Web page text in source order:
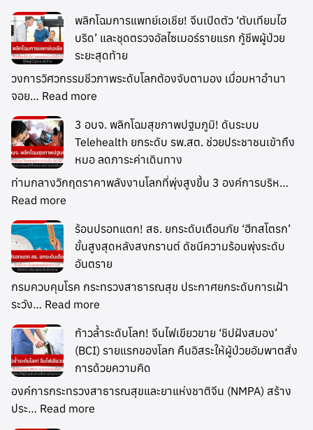
พลิกโฉมการแพทย์เอเชีย! จีนเปิดตัว ‘ตับเทียมไฮ
บริด’ และชุดตรวจอัลไซเมอร์รายแรก กู้ชีพผู้ป่วย
ระยะสุดท้าย
วงการวิศวกรรมชีวภาพระดับโลกต้องจับตามอง เมื่อมหาอำนา
จอย… Read more
3 อบจ. พลิกโฉมสุขภาพปฐมภูมิ! ดันระบบ
Telehealth ยกระดับ รพ.สต. ช่วยประชาชนเข้าถึง
หมอ ลดภาระค่าเดินทาง
ท่ามกลางวิกฤตราคาพลังงานโลกที่พุ่งสูงขึ้น 3 องค์การบริห…
Read more
ร้อนปรอทแตก! สธ. ยกระดับเตือนภัย ‘ฮีทสโตรก’
ขั้นสูงสุดหลังสงกรานต์ ดัชนีความร้อนพุ่งระดับ
อันตราย
กรมควบคุมโรค กระทรวงสาธารณสุข ประกาศยกระดับการเฝ้า
ระวัง… Read more
ก้าวล้ำระดับโลก! จีนไฟเขียวขาย ‘ชิปฝังสมอง’
(BCI) รายแรกของโลก คืนอิสระให้ผู้ป่วยอัมพาตสั่ง
การด้วยความคิด
องค์การกระทรวงสาธารณสุขและยาแห่งชาติจีน (NMPA) สร้าง
ประ… Read more